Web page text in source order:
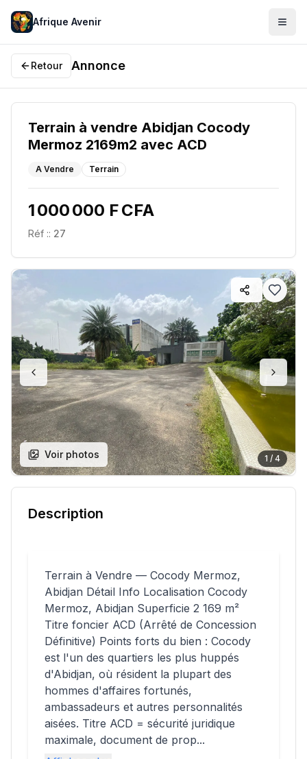
Afrique Avenir
Retour Annonce
Terrain à vendre Abidjan Cocody
Mermoz 2169m2 avec ACD
A Vendre Terrain
1 000 000 F CFA
Réf :: 27
1 / 4
Voir photos
Description
Terrain à Vendre — Cocody Mermoz,
Abidjan Détail Info Localisation Cocody
Mermoz, Abidjan Superficie 2 169 m²
Titre foncier ACD (Arrêté de Concession
Définitive) Points forts du bien : Cocody
est l'un des quartiers les plus huppés
d'Abidjan, où résident la plupart des
hommes d'affaires fortunés,
ambassadeurs et autres personnalités
aisées. Titre ACD = sécurité juridique
maximale, document de prop...